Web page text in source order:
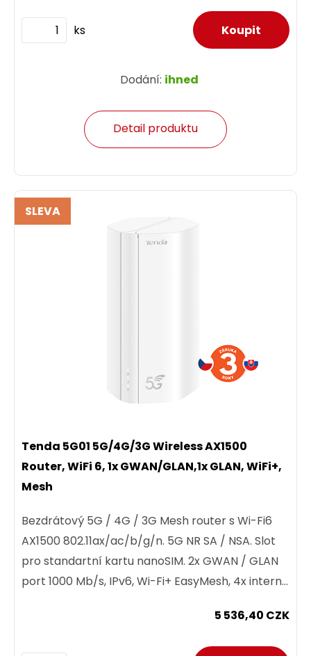
ks
Dodání: ihned
Detail produktu
SLEVA
Tenda 5G01 5G/4G/3G Wireless AX1500
Router, WiFi 6, 1x GWAN/GLAN,1x GLAN, WiFi+,
Mesh
Bezdrátový 5G / 4G / 3G Mesh router s Wi-Fi6
AX1500 802.11ax/ac/b/g/n. 5G NR SA / NSA. Slot
pro standartní kartu nanoSIM. 2x GWAN / GLAN
port 1000 Mb/s, IPv6, Wi-Fi+ EasyMesh, 4x interní
5 536,40 CZK